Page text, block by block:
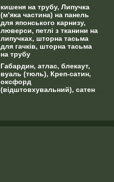
кишеня на трубу, Липучка
(м’яка частина) на панель
для японського карнизу,
люверси, петлі з тканини на
липучках, шторна тасьма
для гачків, шторна тасьма
на трубу
Габардин, атлас, блекаут,
вуаль (тюль), Креп-сатин,
оксфорд
(відштовхувальний), сатен